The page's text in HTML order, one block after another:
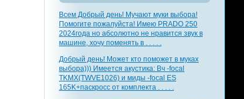
Всем Добрый день! Мучают муки выбора!
Помогите пожалуйста! Имею PRADO 250
2024года но абсолютно не нравится звук в
машине, хочу поменять в . . . . .
Добрый день! Может кто поможет в муках
выбора))) Имеется акустика: Вч -focal
TKMX(TWVE1026) и миды -focal ES
165K+паскросс от комплекта . . . . .